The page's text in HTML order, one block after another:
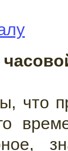
что